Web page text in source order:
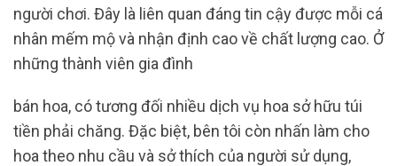
người chơi. Đây là liên quan đáng tin cậy được mỗi cá
nhân mếm mộ và nhận định cao về chất lượng cao. Ở
những thành viên gia đình
bán hoa, có tương đối nhiều dịch vụ hoa sở hữu túi
tiền phải chăng. Đặc biệt, bên tôi còn nhấn làm cho
hoa theo nhu cầu và sở thích của người sử dụng,